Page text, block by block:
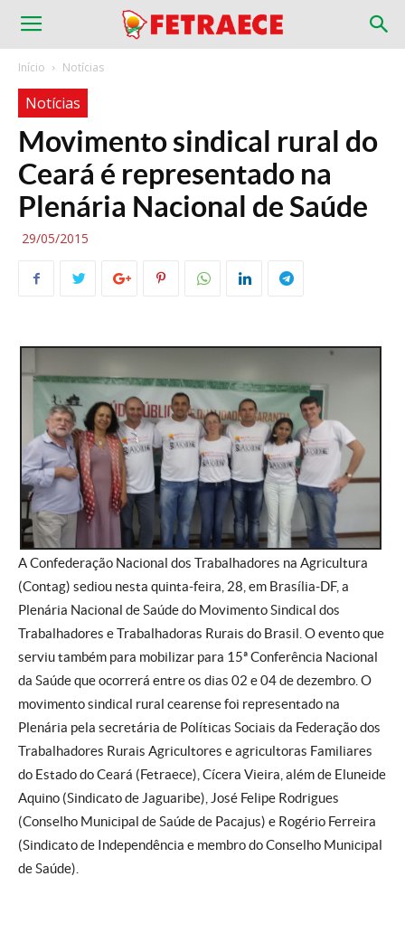
Início Notícias
Notícias
Movimento sindical rural do
Ceará é representado na
Plenária Nacional de Saúde
29/05/2015
A Confederação Nacional dos Trabalhadores na Agricultura
(Contag) sediou nesta quinta-feira, 28, em Brasília-DF, a
Plenária Nacional de Saúde do Movimento Sindical dos
Trabalhadores e Trabalhadoras Rurais do Brasil. O evento que
serviu também para mobilizar para 15ª Conferência Nacional
da Saúde que ocorrerá entre os dias 02 e 04 de dezembro. O
movimento sindical rural cearense foi representado na
Plenária pela secretária de Políticas Sociais da Federação dos
Trabalhadores Rurais Agricultores e agricultoras Familiares
do Estado do Ceará (Fetraece), Cícera Vieira, além de Eluneide
Aquino (Sindicato de Jaguaribe), José Felipe Rodrigues
(Conselho Municipal de Saúde de Pacajus) e Rogério Ferreira
(Sindicato de Independência e membro do Conselho Municipal
de Saúde).